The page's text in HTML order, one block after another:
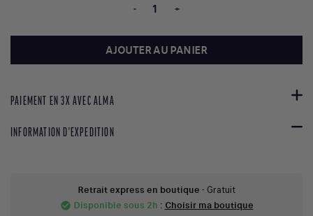
- +
AJOUTER AU PANIER
PAIEMENT EN 3X AVEC ALMA
INFORMATION D'EXPEDITION
Retrait express en boutique - Gratuit
check_circle Disponible sous 2h : Choisir ma boutique